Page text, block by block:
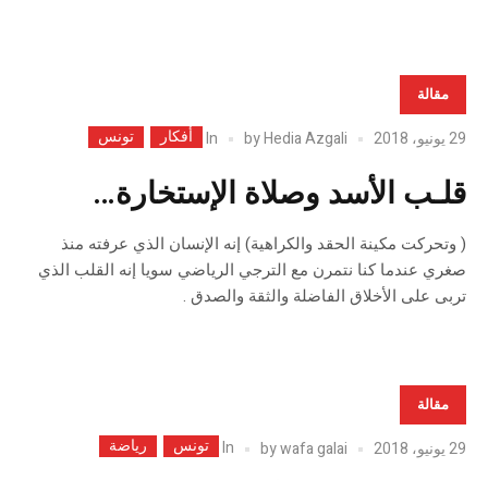
مقالة
29 يونيو، 2018 byHedia Azgali
In أفكار تونس
قلـب الأسد وصلاة الإستخارة…
( وتحركت مكينة الحقد والكراهية) إنه الإنسان الذي عرفته منذ
صغري عندما كنا نتمرن مع الترجي الرياضي سويا إنه القلب الذي
تربى على الأخلاق الفاضلة والثقة والصدق .
مقالة
29 يونيو، 2018 bywafa galai
In تونس رياضة